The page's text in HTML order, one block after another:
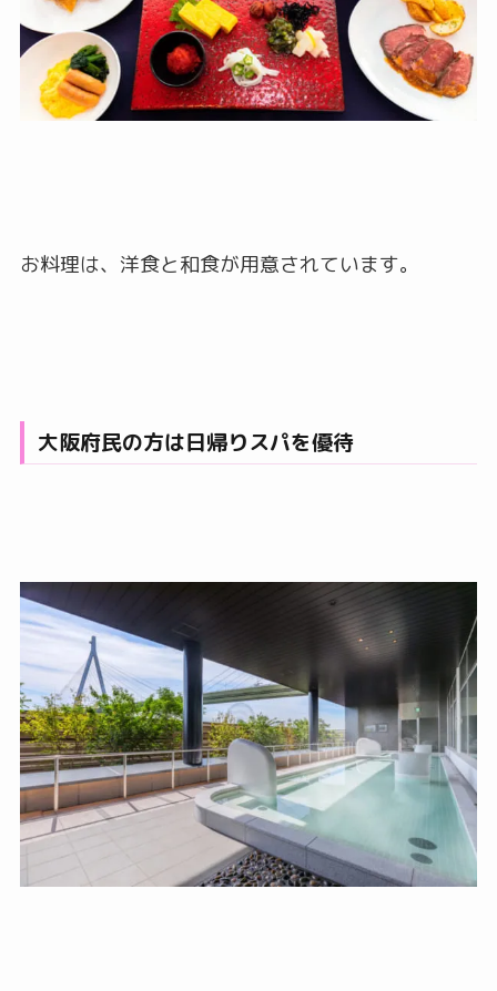
お料理は、洋食と和食が用意されています。
大阪府民の方は日帰りスパを優待